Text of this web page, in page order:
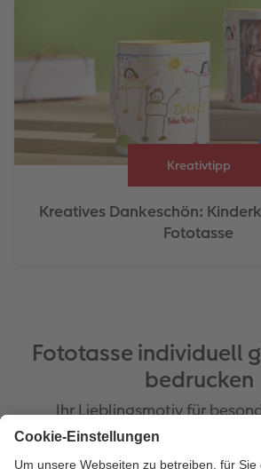
Kreativtipp
Kreatives Dankeschön:
Fototasse
Fototasse individuell
bedrucken
Ihr Lieblingsmotiv für
Heißgetränke